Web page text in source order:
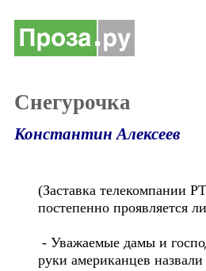
Снегурочка
Константин Алексеев
(Заставка телекомпании
постепенно проявляется
- Уважаемые дамы и
руки американцев